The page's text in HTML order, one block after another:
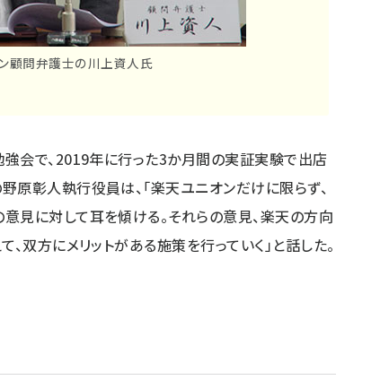
顧問弁護士の川上資人氏
会で、2019年に行った3か月間の実証実験で出店
原彰人執行役員は、「楽天ユニオンだけに限らず、
見に対して耳を傾ける。それらの意見、楽天の方向
、双方にメリットがある施策を行っていく」と話した。